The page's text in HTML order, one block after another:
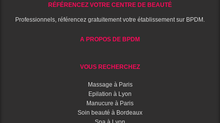
RÉFÉRENCEZ VOTRE CENTRE DE BEAUTÉ
Professionnels, référencez gratuitement votre établissement sur BPDM.
A PROPOS DE BPDM
VOUS RECHERCHEZ
Massage à Paris
Epilation à Lyon
Manucure à Paris
Soin beauté à Bordeaux